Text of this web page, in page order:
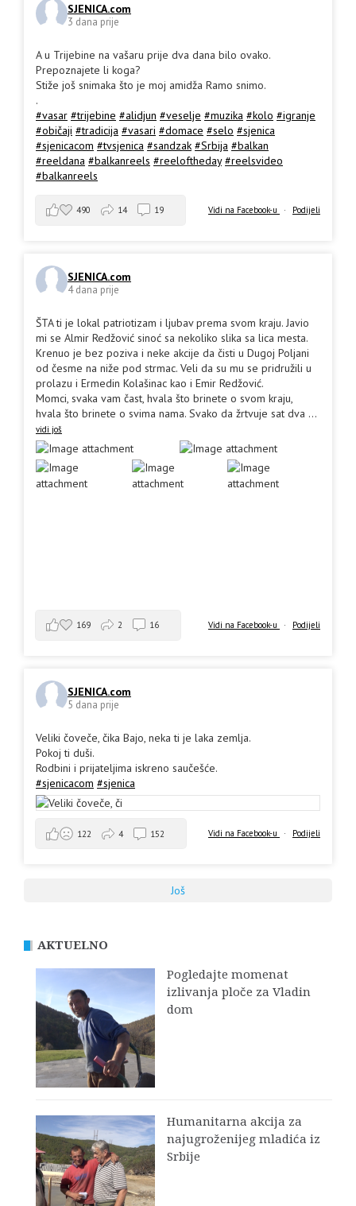
SJENICA.com
3 dana prije
A u Trijebine na vašaru prije dva dana bilo ovako.
Prepoznajete li koga?
Stiže još snimaka što je moj amidža Ramo snimo.
.
#vasar #trijebine #alidjun #veselje #muzika #kolo #igranje
#običaji #tradicija #vasari #domace #selo #sjenica
#sjenicacom #tvsjenica #sandzak #Srbija #balkan
#reeldana #balkanreels #reeloftheday #reelsvideo
#balkanreels
Vidi na Facebook-u · Podijeli
490 14 19
SJENICA.com
4 dana prije
ŠTA ti je lokal patriotizam i ljubav prema svom kraju. Javio
mi se Almir Redžović sinoć sa nekoliko slika sa lica mesta.
Krenuo je bez poziva i neke akcije da čisti u Dugoj Poljani
od česme na niže pod strmac. Veli da su mu se pridružili u
prolazu i Ermedin Kolašinac kao i Emir Redžović.
Momci, svaka vam čast, hvala što brinete o svom kraju,
hvala što brinete o svima nama. Svako da žrtvuje sat dva ...
vidi još
Vidi na Facebook-u · Podijeli
169 2 16
SJENICA.com
5 dana prije
Veliki čoveče, čika Bajo, neka ti je laka zemlja.
Pokoj ti duši.
Rodbini i prijateljima iskreno saučešće.
#sjenicacom #sjenica
Vidi na Facebook-u · Podijeli
122 4 152
Još
AKTUELNO
Pogledajte momenat
izlivanja ploče za Vladin
dom
Humanitarna akcija za
najugroženijeg mladića iz
Srbije